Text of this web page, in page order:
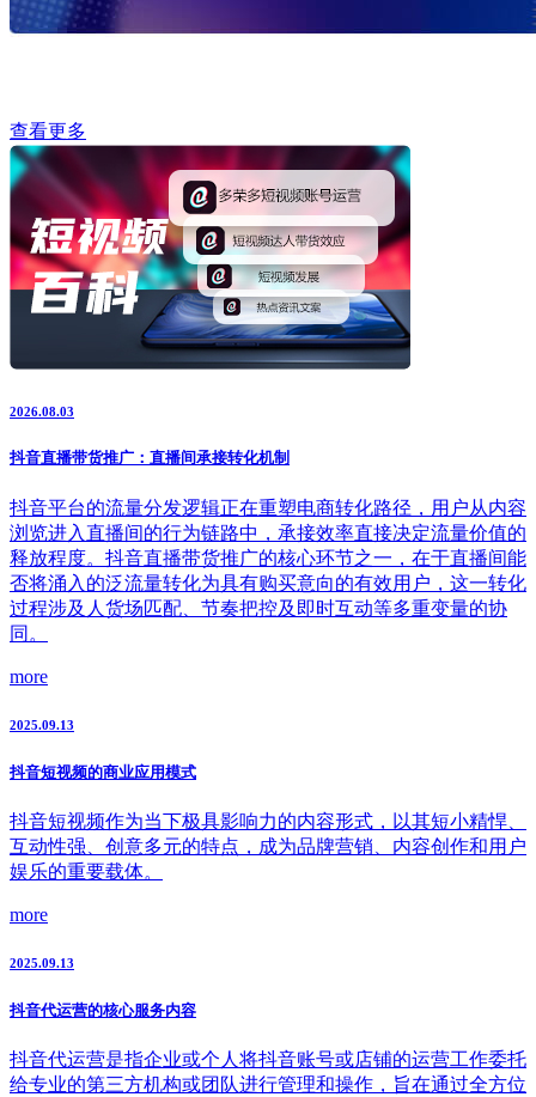
查看更多
2026.08.03
抖音直播带货推广：直播间承接转化机制
抖音平台的流量分发逻辑正在重塑电商转化路径，用户从内容
浏览进入直播间的行为链路中，承接效率直接决定流量价值的
释放程度。抖音直播带货推广的核心环节之一，在于直播间能
否将涌入的泛流量转化为具有购买意向的有效用户，这一转化
过程涉及人货场匹配、节奏把控及即时互动等多重变量的协
同。
more
2025.09.13
抖音短视频的商业应用模式
抖音短视频作为当下极具影响力的内容形式，以其短小精悍、
互动性强、创意多元的特点，成为品牌营销、内容创作和用户
娱乐的重要载体。
more
2025.09.13
抖音代运营的核心服务内容
抖音代运营是指企业或个人将抖音账号或店铺的运营工作委托
给专业的第三方机构或团队进行管理和操作，旨在通过全方位